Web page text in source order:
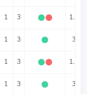
1 3 ⬤⬤ 1.5
1 3 ⬤ 3
1 3 ⬤⬤ 1.5
1 3 ⬤ 3